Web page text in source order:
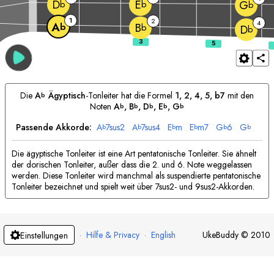
Ab 1 Bb 2
Db 4
Db Eb Gb
DieAb Ägyptisch-Tonleiter hat die Formel 1, 2, 4, 5, b7mit den
Noten Ab, Bb, Db, Eb, Gb
Passende Akkorde: Ab7sus2 Ab7sus4 Ebm Ebm7 Gb6 Gb
Die ägyptische Tonleiter ist eine Art pentatonische Tonleiter. Sie ähnelt
der dorischen Tonleiter, außer dass die 2. und 6. Note weggelassen
werden. Diese Tonleiter wird manchmal als suspendierte pentatonische
Tonleiter bezeichnet und spielt weit über 7sus2- und 9sus2-Akkorden.
Einstellungen · Hilfe & Privacy · English UkeBuddy © 2010